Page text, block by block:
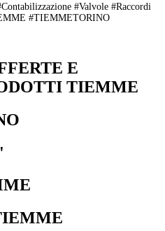
#Valvole #Raccordi
#TIEMMETORINO
E
TIEMME